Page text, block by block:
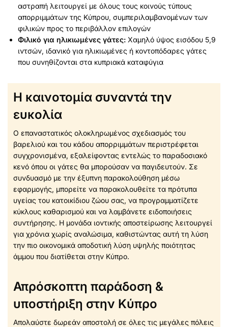
αστραπή λειτουργεί με όλους τους κοινούς τύπους
απορριμμάτων της Κύπρου, συμπεριλαμβανομένων των
φιλικών προς το περιβάλλον επιλογών
Φιλικό για ηλικιωμένες γάτες: Χαμηλό ύψος εισόδου 5,9
ιντσών, ιδανικό για ηλικιωμένες ή κοντοπόδαρες γάτες
που συνηθίζονται στα κυπριακά καταφύγια
Η καινοτομία συναντά την
ευκολία
Ο επαναστατικός ολοκληρωμένος σχεδιασμός του
βαρελιού και του κάδου απορριμμάτων περιστρέφεται
συγχρονισμένα, εξαλείφοντας εντελώς το παραδοσιακό
κενό όπου οι γάτες θα μπορούσαν να παγιδευτούν. Σε
συνδυασμό με την έξυπνη παρακολούθηση μέσω
εφαρμογής, μπορείτε να παρακολουθείτε τα πρότυπα
υγείας του κατοικίδιου ζώου σας, να προγραμματίζετε
κύκλους καθαρισμού και να λαμβάνετε ειδοποιήσεις
συντήρησης. Η μονάδα ιοντικής αποστείρωσης λειτουργεί
για χρόνια χωρίς αναλώσιμα, καθιστώντας αυτή τη λύση
την πιο οικονομικά αποδοτική λύση υψηλής ποιότητας
άμμου που διατίθεται στην Κύπρο.
Απρόσκοπτη παράδοση &
υποστήριξη στην Κύπρο
Απολαύστε δωρεάν αποστολή σε όλες τις μεγάλες πόλεις